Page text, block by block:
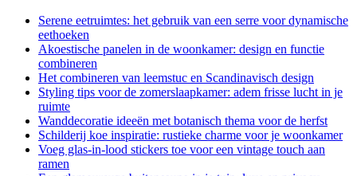
Serene eetruimtes: het gebruik van een serre voor dynamische
eethoeken
Akoestische panelen in de woonkamer: design en functie
combineren
Het combineren van leemstuc en Scandinavisch design
Styling tips voor de zomerslaapkamer: adem frisse lucht in je
ruimte
Wanddecoratie ideeën met botanisch thema voor de herfst
Schilderij koe inspiratie: rustieke charme voor je woonkamer
Voeg glas-in-lood stickers toe voor een vintage touch aan
ramen